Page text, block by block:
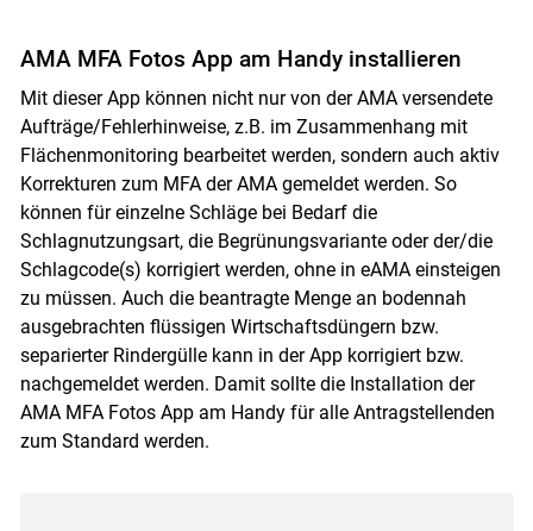
AMA MFA Fotos App am Handy installieren
Mit dieser App können nicht nur von der AMA versendete
Aufträge/Fehlerhinweise, z.B. im Zusammenhang mit
Flächenmonitoring bearbeitet werden, sondern auch aktiv
Korrekturen zum MFA der AMA gemeldet werden. So
können für einzelne Schläge bei Bedarf die
Schlagnutzungsart, die Begrünungsvariante oder der/die
Schlagcode(s) korrigiert werden, ohne in eAMA einsteigen
zu müssen. Auch die beantragte Menge an bodennah
ausgebrachten flüssigen Wirtschaftsdüngern bzw.
separierter Rindergülle kann in der App korrigiert bzw.
nachgemeldet werden. Damit sollte die Installation der
AMA MFA Fotos App am Handy für alle Antragstellenden
zum Standard werden.